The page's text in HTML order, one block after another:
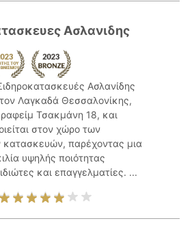
Ασλανιδης
Ασλανίδης
Λαγκαδά Θεσσαλονίκης,
Τσακμάνη 18, και
στον χώρο των
κατασκευών, παρέχοντας μια
υψηλής ποιότητας
και επαγγελματίες. ...